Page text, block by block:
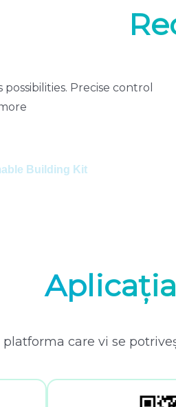
nelimitate. Control
multe altele
Superbot Master Premium
care vi se